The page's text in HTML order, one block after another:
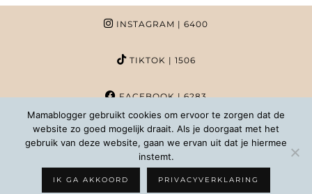
INSTAGRAM | 6400
TIKTOK | 1506
FACEBOOK| 6283
PINTEREST | 1020
WORDPRESS THEMES BYpipdig
Mamablogger gebruikt cookies om ervoor te zorgen dat de
website zo goed mogelijk draait. Als je doorgaat met het
gebruik van deze website, gaan we ervan uit dat je hiermee
instemt.
IK GA AKKOORD PRIVACYVERKLARING